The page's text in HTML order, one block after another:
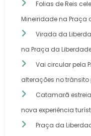
Folias de Reis
Mineiridade na Praça
Virada da
na Praça da
Vai circular pela
alterações no trânsito
Catamarã
nova experiência
Praça da